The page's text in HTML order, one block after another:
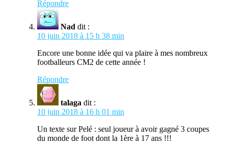
Répondre
Nad dit :
10 juin 2018 à 15 h 38 min
Encore une bonne idée qui va plaire à mes nombreux
footballeurs CM2 de cette année !
Répondre
talaga dit :
10 juin 2018 à 16 h 01 min
Un texte sur Pelé : seul joueur à avoir gagné 3 coupes
du monde de foot dont la 1ère à 17 ans !!!